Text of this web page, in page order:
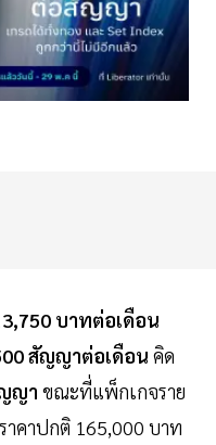
บาทต่อเดือน
สัญญาต่อเดือน คิด
ญา ขณะที่แพ็กเกจราย
าคาปกติ 165,000 บาท